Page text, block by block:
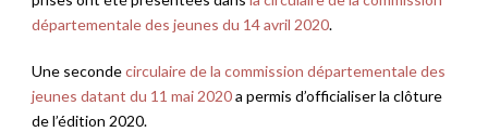
départementale des jeunes du 14 avril 2020.
Une secondecirculaire de la commission départementale des
jeunes datant du 11 mai 2020a permis d’officialiser la clôture
de l’édition 2020.